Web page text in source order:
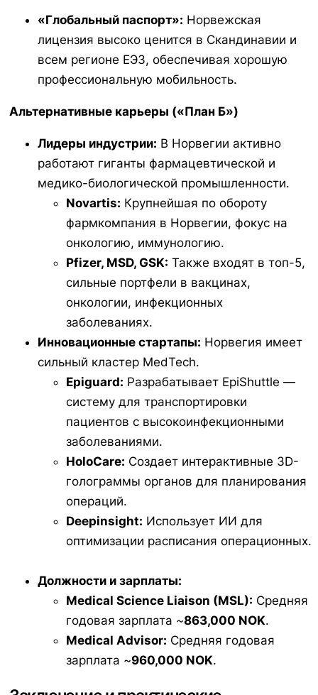
«Глобальный паспорт»: Норвежская
лицензия высоко ценится в Скандинавии и
всем регионе ЕЭЗ, обеспечивая хорошую
профессиональную мобильность.
Альтернативные карьеры («План Б»)
Лидеры индустрии: В Норвегии активно
работают гиганты фармацевтической и
медико-биологической промышленности.
Novartis: Крупнейшая по обороту
фармкомпания в Норвегии, фокус на
онкологию, иммунологию.
Pfizer, MSD, GSK: Также входят в топ-5,
сильные портфели в вакцинах,
онкологии, инфекционных
заболеваниях.
Инновационные стартапы: Норвегия имеет
сильный кластер MedTech.
Epiguard: Разрабатывает EpiShuttle —
систему для транспортировки
пациентов с высокоинфекционными
заболеваниями.
HoloCare: Создает интерактивные 3D-
голограммы органов для планирования
операций.
Deepinsight: Использует ИИ для
оптимизации расписания операционных.
Должности и зарплаты:
Medical Science Liaison (MSL): Средняя
годовая зарплата ~863,000 NOK.
Medical Advisor: Средняя годовая
зарплата ~960,000 NOK.